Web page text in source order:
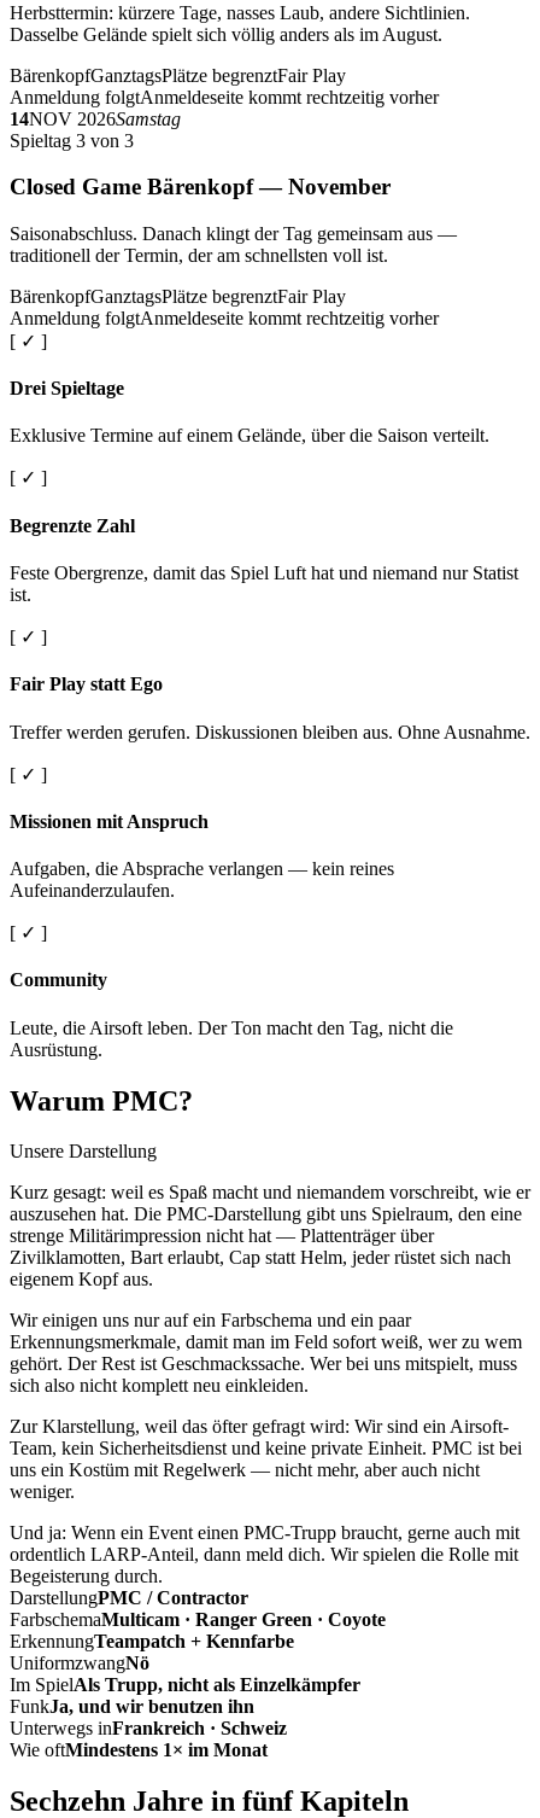
Herbsttermin: kürzere Tage, nasses Laub, andere Sichtlinien.
Dasselbe Gelände spielt sich völlig anders als im August.
BärenkopfGanztagsPlätze begrenztFair Play
Anmeldung folgtAnmeldeseite kommt rechtzeitig vorher
14NOV 2026Samstag
Spieltag 3 von 3
Closed Game Bärenkopf — November
Saisonabschluss. Danach klingt der Tag gemeinsam aus —
traditionell der Termin, der am schnellsten voll ist.
BärenkopfGanztagsPlätze begrenztFair Play
Anmeldung folgtAnmeldeseite kommt rechtzeitig vorher
[ ✓ ]
Drei Spieltage
Exklusive Termine auf einem Gelände, über die Saison verteilt.
[ ✓ ]
Begrenzte Zahl
Feste Obergrenze, damit das Spiel Luft hat und niemand nur Statist
ist.
[ ✓ ]
Fair Play statt Ego
Treffer werden gerufen. Diskussionen bleiben aus. Ohne Ausnahme.
[ ✓ ]
Missionen mit Anspruch
Aufgaben, die Absprache verlangen — kein reines
Aufeinanderzulaufen.
[ ✓ ]
Community
Leute, die Airsoft leben. Der Ton macht den Tag, nicht die
Ausrüstung.
Warum PMC?
Unsere Darstellung
Kurz gesagt: weil es Spaß macht und niemandem vorschreibt, wie er
auszusehen hat. Die PMC-Darstellung gibt uns Spielraum, den eine
strenge Militärimpression nicht hat — Plattenträger über
Zivilklamotten, Bart erlaubt, Cap statt Helm, jeder rüstet sich nach
eigenem Kopf aus.
Wir einigen uns nur auf ein Farbschema und ein paar
Erkennungsmerkmale, damit man im Feld sofort weiß, wer zu wem
gehört. Der Rest ist Geschmackssache. Wer bei uns mitspielt, muss
sich also nicht komplett neu einkleiden.
Zur Klarstellung, weil das öfter gefragt wird: Wir sind ein Airsoft-
Team, kein Sicherheitsdienst und keine private Einheit. PMC ist bei
uns ein Kostüm mit Regelwerk — nicht mehr, aber auch nicht
weniger.
Und ja: Wenn ein Event einen PMC-Trupp braucht, gerne auch mit
ordentlich LARP-Anteil, dann meld dich. Wir spielen die Rolle mit
Begeisterung durch.
DarstellungPMC / Contractor
FarbschemaMulticam · Ranger Green · Coyote
ErkennungTeampatch + Kennfarbe
UniformzwangNö
Im SpielAls Trupp, nicht als Einzelkämpfer
FunkJa, und wir benutzen ihn
Unterwegs inFrankreich · Schweiz
Wie oftMindestens 1× im Monat
Sechzehn Jahre in fünf Kapiteln